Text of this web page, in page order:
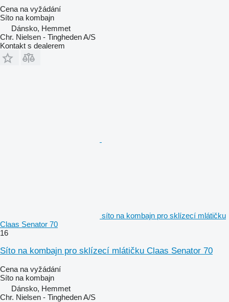
Cena na vyžádání
Síto na kombajn
Dánsko, Hemmet
Chr. Nielsen - Tingheden A/S
Kontakt s dealerem
síto na kombajn pro sklízecí mlátičku
Claas Senator 70
16
Síto na kombajn pro sklízecí mlátičku Claas Senator 70
Cena na vyžádání
Síto na kombajn
Dánsko, Hemmet
Chr. Nielsen - Tingheden A/S